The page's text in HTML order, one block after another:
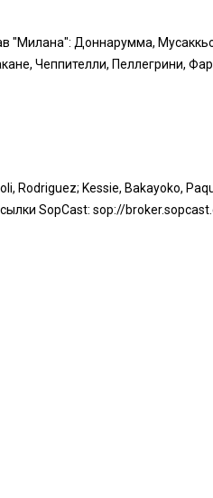
"Милана": Доннарумма,
Чеппителли, Пеллегрини,
Rodriguez; Kessie, Bakayoko,
SopCast: sop://